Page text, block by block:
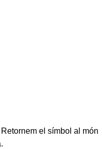
el símbol al món